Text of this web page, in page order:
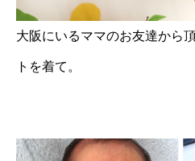
大阪にいるママのお友達から
トを着て。